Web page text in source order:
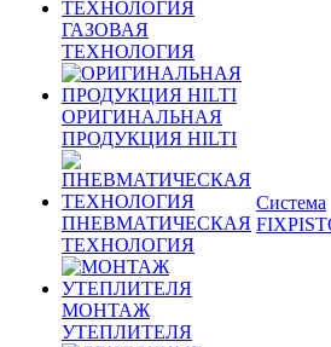
ГАЗОВАЯ
ТЕХНОЛОГИЯ
ОРИГИНАЛЬНАЯ
ПРОДУКЦИЯ HILTI
ПНЕВМАТИЧЕСКАЯ
ТЕХНОЛОГИЯ
МОНТАЖ
УТЕПЛИТЕЛЯ
Система